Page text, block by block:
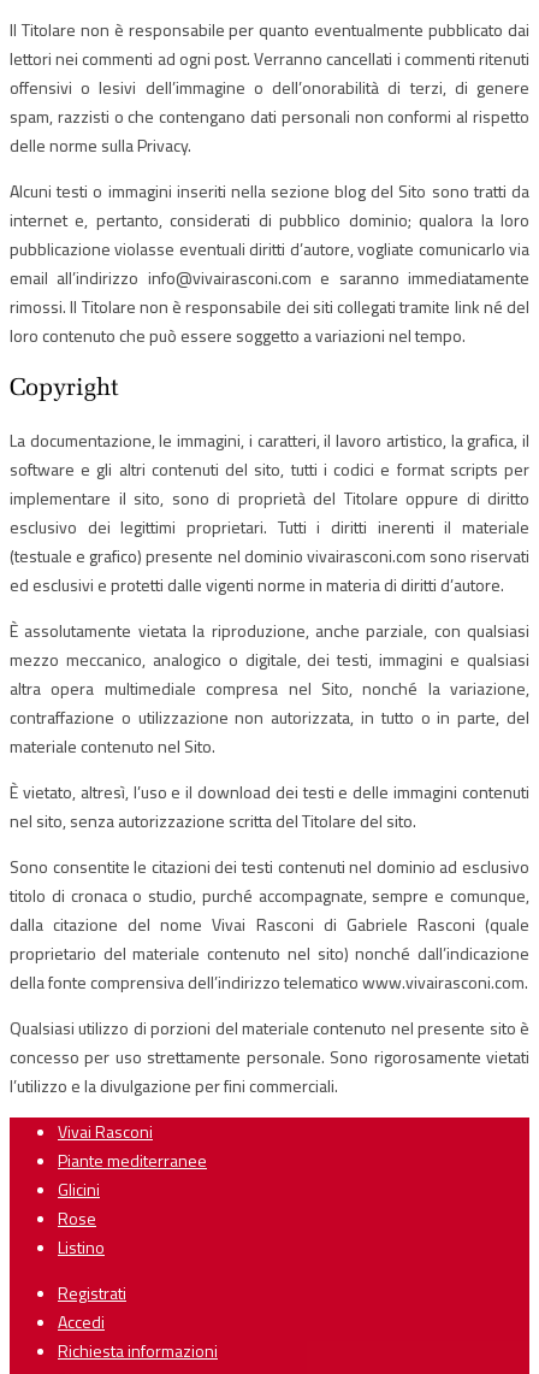
Il Titolare non è responsabile per quanto eventualmente pubblicato dai
lettori nei commenti ad ogni post. Verranno cancellati i commenti ritenuti
offensivi o lesivi dell’immagine o dell’onorabilità di terzi, di genere
spam, razzisti o che contengano dati personali non conformi al rispetto
delle norme sulla Privacy.
Alcuni testi o immagini inseriti nella sezione blog del Sito sono tratti da
internet e, pertanto, considerati di pubblico dominio; qualora la loro
pubblicazione violasse eventuali diritti d’autore, vogliate comunicarlo via
email all’indirizzo info@vivairasconi.com e saranno immediatamente
rimossi. Il Titolare non è responsabile dei siti collegati tramite link né del
loro contenuto che può essere soggetto a variazioni nel tempo.
Copyright
La documentazione, le immagini, i caratteri, il lavoro artistico, la grafica, il
software e gli altri contenuti del sito, tutti i codici e format scripts per
implementare il sito, sono di proprietà del Titolare oppure di diritto
esclusivo dei legittimi proprietari. Tutti i diritti inerenti il materiale
(testuale e grafico) presente nel dominio vivairasconi.com sono riservati
ed esclusivi e protetti dalle vigenti norme in materia di diritti d’autore.
È assolutamente vietata la riproduzione, anche parziale, con qualsiasi
mezzo meccanico, analogico o digitale, dei testi, immagini e qualsiasi
altra opera multimediale compresa nel Sito, nonché la variazione,
contraffazione o utilizzazione non autorizzata, in tutto o in parte, del
materiale contenuto nel Sito.
È vietato, altresì, l’uso e il download dei testi e delle immagini contenuti
nel sito, senza autorizzazione scritta del Titolare del sito.
Sono consentite le citazioni dei testi contenuti nel dominio ad esclusivo
titolo di cronaca o studio, purché accompagnate, sempre e comunque,
dalla citazione del nome Vivai Rasconi di Gabriele Rasconi (quale
proprietario del materiale contenuto nel sito) nonché dall’indicazione
della fonte comprensiva dell’indirizzo telematico www.vivairasconi.com.
Qualsiasi utilizzo di porzioni del materiale contenuto nel presente sito è
concesso per uso strettamente personale. Sono rigorosamente vietati
l’utilizzo e la divulgazione per fini commerciali.
Vivai Rasconi
Piante mediterranee
Glicini
Rose
Listino
Registrati
Accedi
Richiesta informazioni